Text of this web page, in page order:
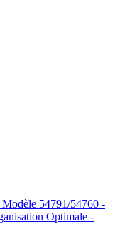
54791/54760 -
Optimale -